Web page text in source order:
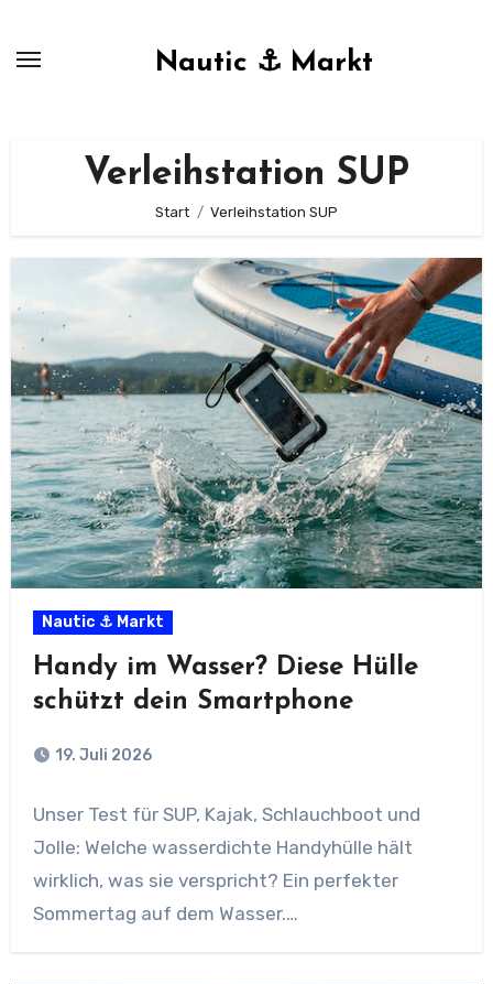
Nautic ⚓ Markt
Verleihstation SUP
Start Verleihstation SUP
Nautic ⚓ Markt
Handy im Wasser? Diese Hülle
schützt dein Smartphone
19. Juli 2026
Unser Test für SUP, Kajak, Schlauchboot und
Jolle: Welche wasserdichte Handyhülle hält
wirklich, was sie verspricht? Ein perfekter
Sommertag auf dem Wasser.…